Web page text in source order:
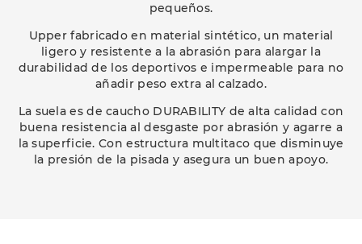
pequeños.
Upper fabricado en material sintético, un material
ligero y resistente a la abrasión para alargar la
durabilidad de los deportivos e impermeable para no
añadir peso extra al calzado.
La suela es de caucho DURABILITY de alta calidad con
buena resistencia al desgaste por abrasión y agarre a
la superficie. Con estructura multitaco que disminuye
la presión de la pisada y asegura un buen apoyo.